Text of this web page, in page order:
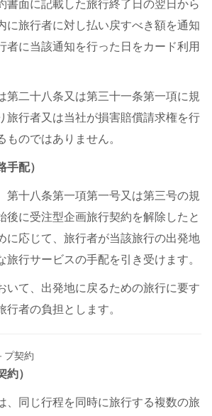
書面に記載した旅行終了日の翌日から
に旅行者に対し払い戻すべき額を通知
者に当該通知を行った日をカード利用
二十八条又は第三十一条第一項に規
旅行者又は当社が損害賠償請求権を行
のではありません。
手配）
十八条第一項第一号又は第三号の規
後に受注型企画旅行契約を解除したと
に応じて、旅行者が当該旅行の出発地
旅行サービスの手配を引き受けます。
て、出発地に戻るための旅行に要す
行者の負担とします。
契約
約）
同じ行程を同時に旅行する複数の旅